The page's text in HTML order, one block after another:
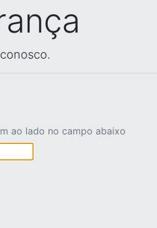
ao lado no campo abaixo